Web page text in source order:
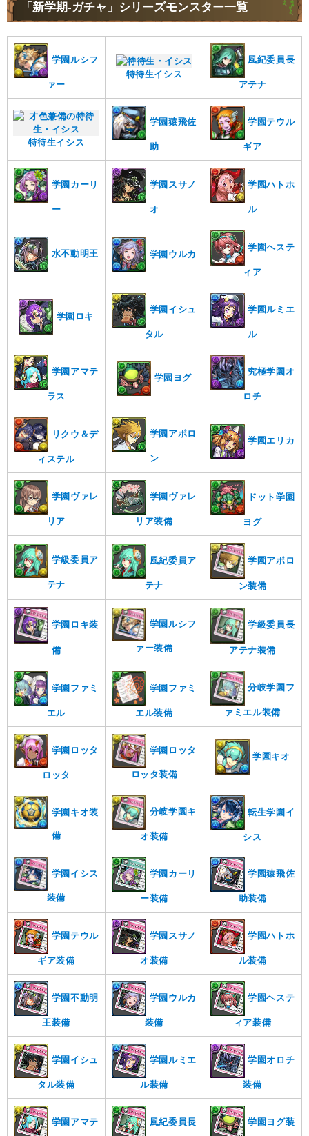
「新学期-ガチャ」シリーズモンスター一覧
学園ルシフ
ァー
特待生イシス
風紀委員長
アテナ
特待生イシス
学園猿飛佐
助
学園テウル
ギア
学園カーリ
ー
学園スサノ
オ
学園ハトホ
ル
水不動明王 学園ウルカ
学園ヘステ
ィア
学園ロキ
学園イシュ
タル
学園ルミエ
ル
学園アマテ
ラス
学園ヨグ
究極学園オ
ロチ
リクウ＆デ
ィステル
学園アポロ
ン
学園エリカ
学園ヴァレ
リア
学園ヴァレ
リア装備
ドット学園
ヨグ
学級委員ア
テナ
風紀委員ア
テナ
学園アポロ
ン装備
学園ロキ装
備
学園ルシフ
ァー装備
学級委員長
アテナ装備
学園ファミ
エル
学園ファミ
エル装備
分岐学園フ
ァミエル装備
学園ロッタ
ロッタ
学園ロッタ
ロッタ装備
学園キオ
学園キオ装
備
分岐学園キ
オ装備
転生学園イ
シス
学園イシス
装備
学園カーリ
ー装備
学園猿飛佐
助装備
学園テウル
ギア装備
学園スサノ
オ装備
学園ハトホ
ル装備
学園不動明
王装備
学園ウルカ
装備
学園ヘステ
ィア装備
学園イシュ
タル装備
学園ルミエ
ル装備
学園オロチ
装備
学園アマテ 風紀委員長 学園ヨグ装